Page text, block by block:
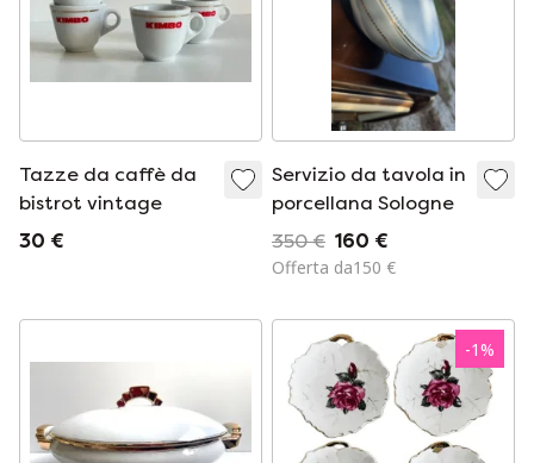
Tazze da caffè da
bistrot vintage
30 €
Servizio da tavola in
porcellana Sologne
350 € 160 €
Offerta da150 €
-1%